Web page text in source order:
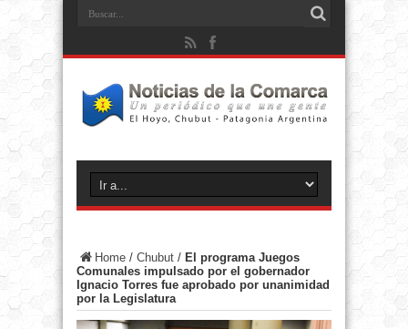
Home / Chubut / El programa Juegos
Comunales impulsado por el gobernador
Ignacio Torres fue aprobado por unanimidad
por la Legislatura